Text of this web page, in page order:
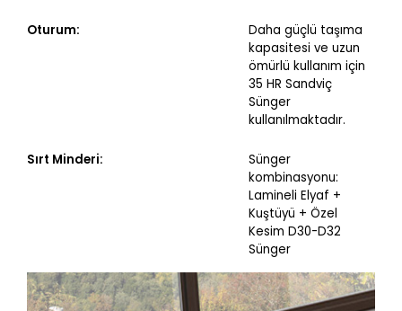
Oturum:
Daha güçlü taşıma
kapasitesi ve uzun
ömürlü kullanım için
35 HR Sandviç
Sünger
kullanılmaktadır.
Sırt Minderi:
Sünger
kombinasyonu:
Lamineli Elyaf +
Kuştüyü + Özel
Kesim D30-D32
Sünger